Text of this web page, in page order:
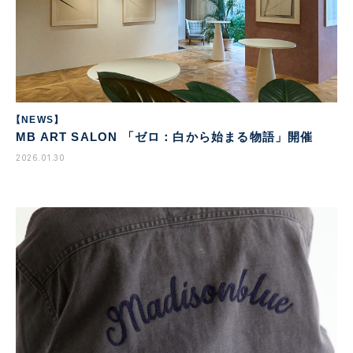
【NEWS】
MB ART SALON 「ゼロ：白から始まる物語」開催
2026.01.30